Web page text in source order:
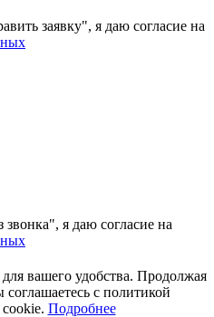
заявку", я даю согласие на
я даю согласие на
вашего удобства. Продолжая
соглашаетесь с политикой
Подробнее